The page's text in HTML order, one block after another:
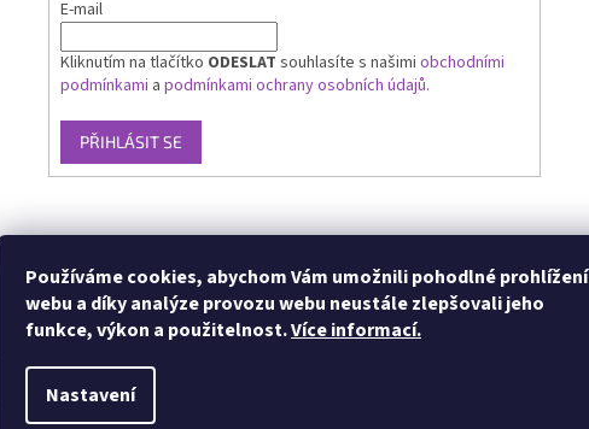
Používáme cookies, abychom Vám umožnili pohodlné prohlížení
webu a díky analýze provozu webu neustále zlepšovali jeho
funkce, výkon a použitelnost.Více informací.
Nastavení
E-mail
Kliknutím na tlačítko ODESLAT souhlasíte s našimi obchodními
podmínkami a podmínkami ochrany osobních údajů.
PŘIHLÁSIT SE
práva vyhrazena.